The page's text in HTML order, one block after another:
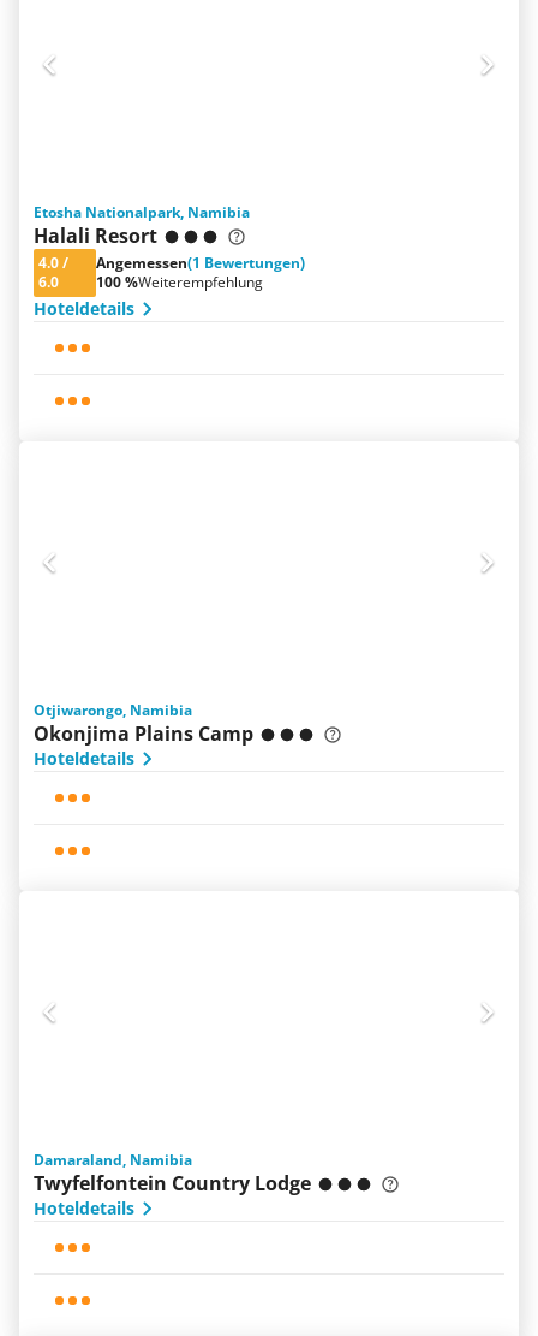
Etosha Nationalpark, Namibia
Halali Resort
4.0/
6.0
Angemessen(1 Bewertungen)
100 %Weiterempfehlung
Hoteldetails
Otjiwarongo, Namibia
Okonjima Plains Camp
Hoteldetails
Damaraland, Namibia
Twyfelfontein Country Lodge
Hoteldetails